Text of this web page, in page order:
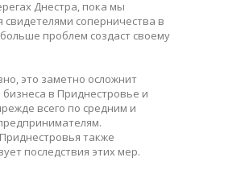
Днестра, пока мы
свидетелями соперничества в
проблем создаст своему
это заметно осложнит
в Приднестровье и
всего по средним и
также
последствия этих мер.